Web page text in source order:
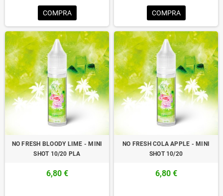
COMPRA COMPRA
NO FRESH BLOODY LIME - MINI
SHOT 10/20 PLA
6,80 €
NO FRESH COLA APPLE - MINI
SHOT 10/20
6,80 €